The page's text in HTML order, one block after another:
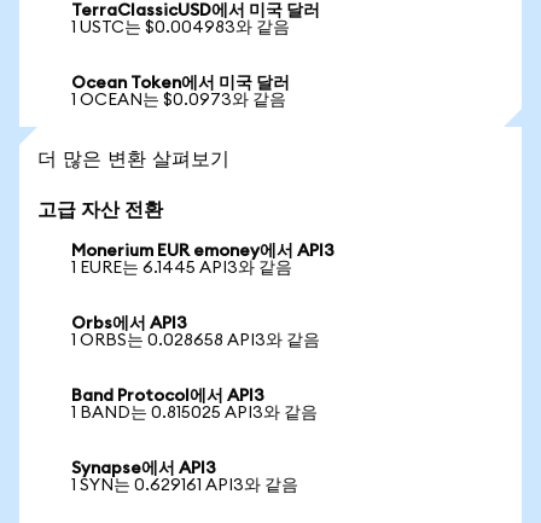
TerraClassicUSD에서 미국 달러
1 USTC는 $0.004983와 같음
Ocean Token에서 미국 달러
1 OCEAN는 $0.0973와 같음
더 많은 변환 살펴보기
고급 자산 전환
Monerium EUR emoney에서 API3
1 EURE는 6.1445 API3와 같음
Orbs에서 API3
1 ORBS는 0.028658 API3와 같음
Band Protocol에서 API3
1 BAND는 0.815025 API3와 같음
Synapse에서 API3
1 SYN는 0.629161 API3와 같음